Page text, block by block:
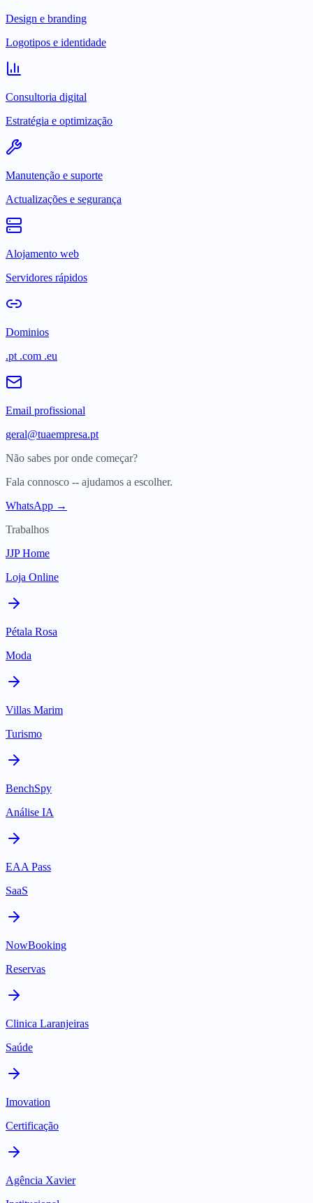
Design e branding
Logotipos e identidade
Consultoria digital
Estratégia e optimização
Manutenção e suporte
Actualizações e segurança
Alojamento web
Servidores rápidos
Dominios
.pt .com .eu
Email profissional
geral@tuaempresa.pt
Não sabes por onde começar?
Fala connosco -- ajudamos a escolher.
WhatsApp →
Trabalhos
JJP Home
Loja Online
Pétala Rosa
Moda
Villas Marim
Turismo
BenchSpy
Análise IA
EAA Pass
SaaS
NowBooking
Reservas
Clinica Laranjeiras
Saúde
Imovation
Certificação
Agência Xavier